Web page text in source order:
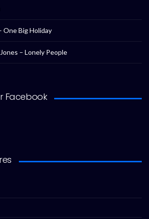
One Big Holiday
– Lonely People
Facebook